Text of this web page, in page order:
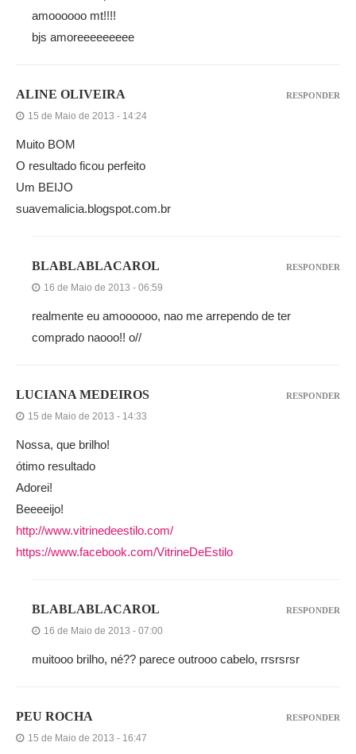
amoooooo mt!!!!
bjs amoreeeeeeeee
ALINE OLIVEIRA
15 de Maio de 2013 - 14:24
Muito BOM
O resultado ficou perfeito
Um BEIJO
suavemalicia.blogspot.com.br
RESPONDER
BLABLABLACAROL
16 de Maio de 2013 - 06:59
realmente eu amoooooo, nao me arrependo de ter
comprado naooo!! o//
RESPONDER
LUCIANA MEDEIROS
15 de Maio de 2013 - 14:33
Nossa, que brilho!
ótimo resultado
Adorei!
Beeeeijo!
http://www.vitrinedeestilo.com/
https://www.facebook.com/VitrineDeEstilo
RESPONDER
BLABLABLACAROL
16 de Maio de 2013 - 07:00
muitooo brilho, né?? parece outrooo cabelo, rrsrsrsr
RESPONDER
PEU ROCHA
15 de Maio de 2013 - 16:47
RESPONDER